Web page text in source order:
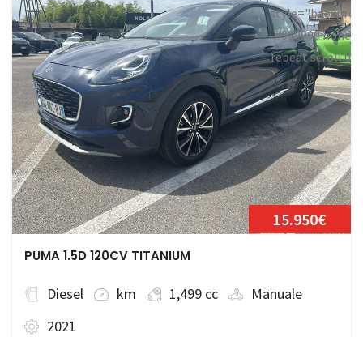
#009900 none
repeat scroll 0
15.950€
PUMA 1.5D 120CV TITANIUM
Diesel km 1,499 cc
Manuale
2021